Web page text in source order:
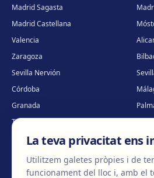
Madrid Sagasta
Madrid Castellana
Valencia
Zaragoza
Sevilla Nervión
Córdoba
Granada
Tenerife
Portugal · Guimarães
* Atenció virtual
La teva privacitat ens
Utilitzem galetes pròpies i de
funcionament del lloc i, amb el